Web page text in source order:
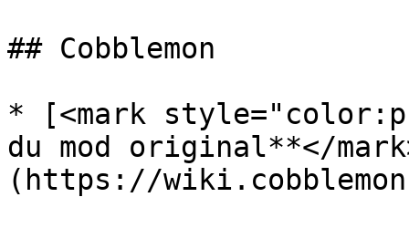
## Cobblemon
* [<mark
du mod original**</